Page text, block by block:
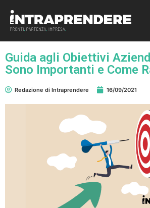
Guida agli Obiettivi
Sono Importanti e Come
Redazione di Intraprendere 16/09/2021